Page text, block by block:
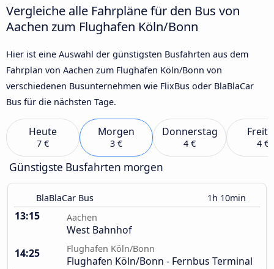
Vergleiche alle Fahrpläne für den Bus von
Aachen zum Flughafen Köln/Bonn
Hier ist eine Auswahl der günstigsten Busfahrten aus dem
Fahrplan von Aachen zum Flughafen Köln/Bonn von
verschiedenen Busunternehmen wie FlixBus oder BlaBlaCar
Bus für die nächsten Tage.
Heute
7 €
Morgen
3 €
Donnerstag
4 € 4 €
Günstigste Busfahrten morgen
BlaBlaCar Bus 1h 10min
13:15 Aachen
West Bahnhof
14:25
Flughafen Köln/Bonn
Flughafen Köln/Bonn - Fernbus Terminal